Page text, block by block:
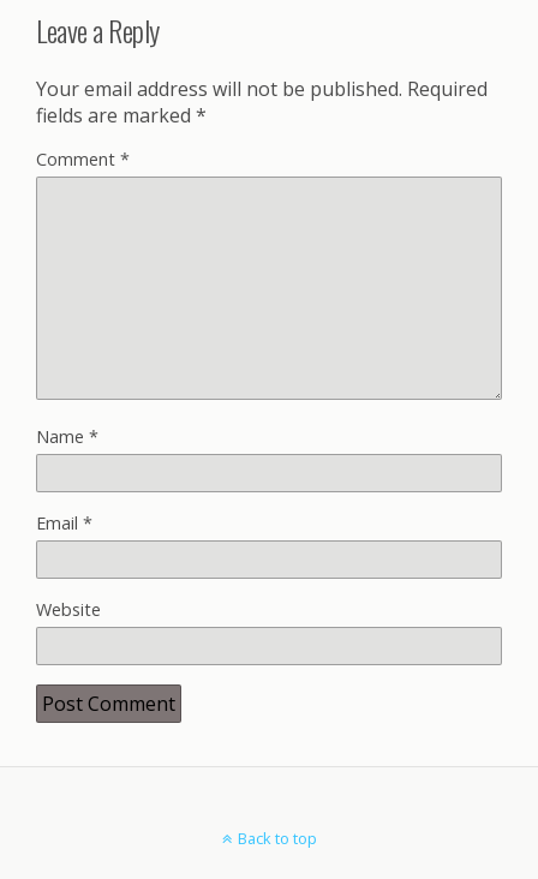
Leave a Reply
Your email address will not be published. Required
fields are marked *
Comment *
Name *
Email *
Website
Back to top